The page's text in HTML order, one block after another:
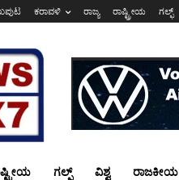
ಕರಾವಳಿ ರಾಜ್ಯ ರಾಷ್ಟ್ರೀಯ ಗಲ್ಫ್
ಗಲ್ಫ್ ವಿಶ್ವ ರಾಜಕೀಯ